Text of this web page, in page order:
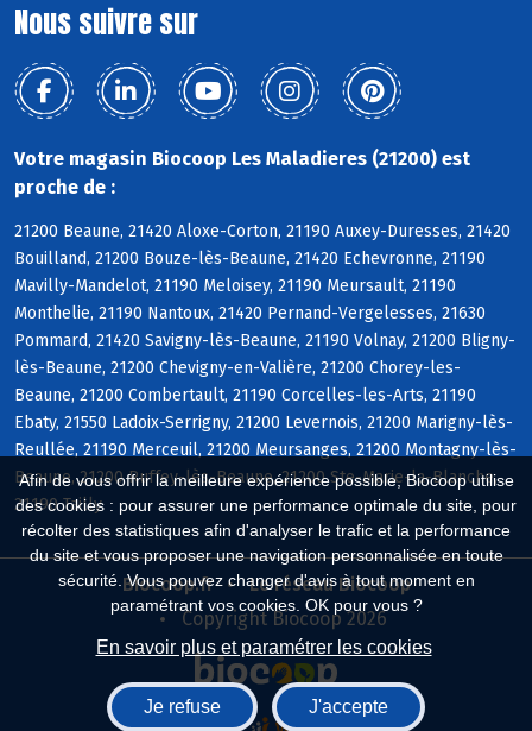
Afin de vous offrir la meilleure expérience possible, Biocoop utilise
des cookies : pour assurer une performance optimale du site, pour
récolter des statistiques afin d'analyser le trafic et la performance
du site et vous proposer une navigation personnalisée en toute
sécurité. Vous pouvez changer d'avis à tout moment en
paramétrant vos cookies. OK pour vous ?
En savoir plus et paramétrer les cookies
Je refuse J'accepte
Nous suivre sur
Votre magasin Biocoop Les Maladieres (21200) est
proche de :
21200 Beaune, 21420 Aloxe-Corton, 21190 Auxey-Duresses, 21420
Bouilland, 21200 Bouze-lès-Beaune, 21420 Echevronne, 21190
Mavilly-Mandelot, 21190 Meloisey, 21190 Meursault, 21190
Monthelie, 21190 Nantoux, 21420 Pernand-Vergelesses, 21630
Pommard, 21420 Savigny-lès-Beaune, 21190 Volnay, 21200 Bligny-
lès-Beaune, 21200 Chevigny-en-Valière, 21200 Chorey-les-
Beaune, 21200 Combertault, 21190 Corcelles-les-Arts, 21190
Ebaty, 21550 Ladoix-Serrigny, 21200 Levernois, 21200 Marigny-lès-
Reullée, 21190 Merceuil, 21200 Meursanges, 21200 Montagny-lès-
Beaune, 21200 Ruffey-lès-Beaune, 21200 Ste-Marie-la-Blanche,
21190 Tailly
Biocoop.fr
Le réseau Biocoop
Copyright Biocoop 2026